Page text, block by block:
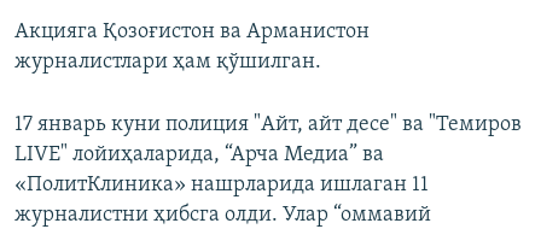
Акцияга Қозоғистон ва Арманистон
журналистлари ҳам қўшилган.
17 январь куни полиция "Айт, айт десе" ва "Темиров
LIVE" лойиҳаларида, “Арча Медиа” ва
«ПолитКлиника» нашрларида ишлаган 11
журналистни ҳибсга олди. Улар “оммавий